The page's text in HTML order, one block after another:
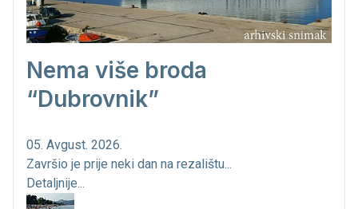
Nema više broda
“Dubrovnik”
05. Avgust. 2026.
Završio je prije neki dan na rezalištu...
Detaljnije...